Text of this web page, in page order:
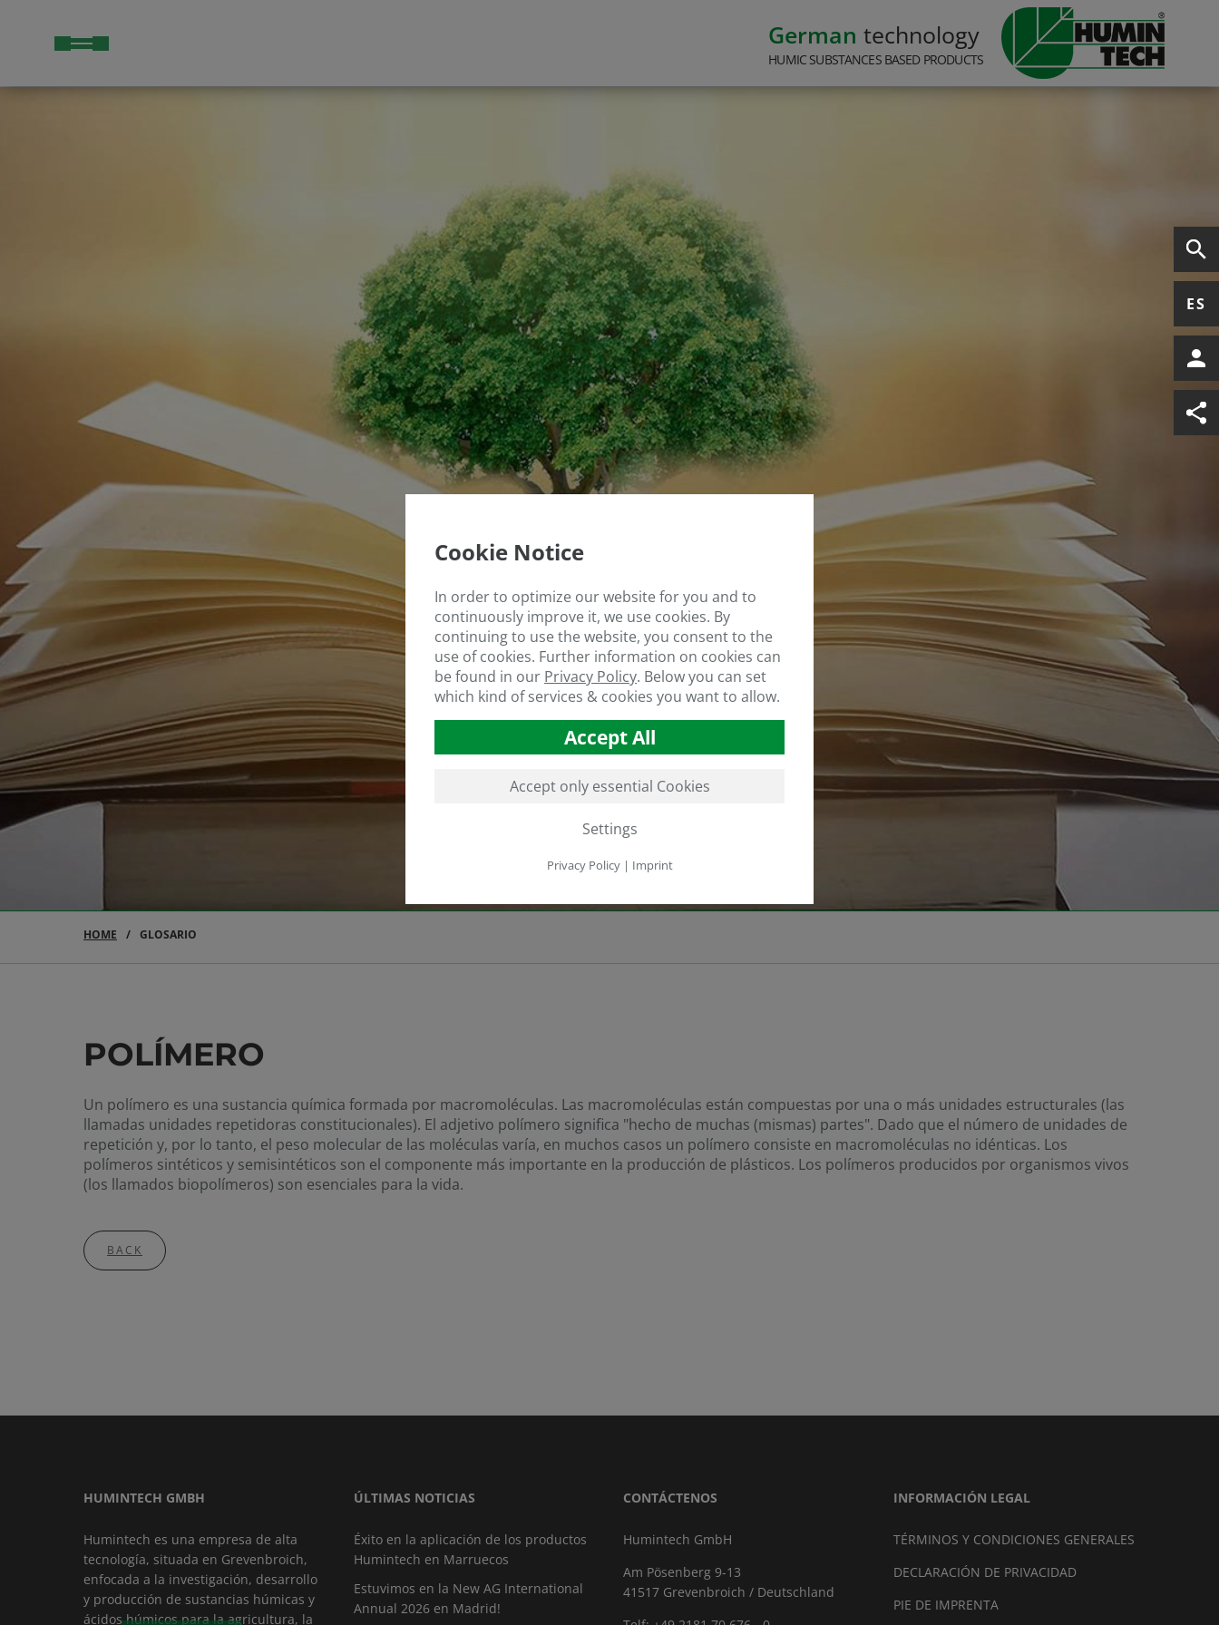
German technology
HUMIC SUBSTANCES BASED PRODUCTS
ES
HOME GLOSARIO
POLÍMERO
Un polímero es una sustancia química formada por macromoléculas. Las macromoléculas están compuestas por una o más unidades estructurales (las
llamadas unidades repetidoras constitucionales). El adjetivo polímero significa "hecho de muchas (mismas) partes". Dado que el número de unidades de
repetición y, por lo tanto, el peso molecular de las moléculas varía, en muchos casos un polímero consiste en macromoléculas no idénticas. Los
polímeros sintéticos y semisintéticos son el componente más importante en la producción de plásticos. Los polímeros producidos por organismos vivos
(los llamados biopolímeros) son esenciales para la vida.
BACK
HUMINTECH GMBH
Humintech es una empresa de alta
tecnología, situada en Grevenbroich,
enfocada a la investigación, desarrollo
y producción de sustancias húmicas y
ácidos húmicos para la agricultura, la
ÚLTIMAS NOTICIAS
Éxito en la aplicación de los productos
Humintech en Marruecos
Estuvimos en la New AG International
Annual 2026 en Madrid!
CONTÁCTENOS
Humintech GmbH
Am Pösenberg 9-13
41517 Grevenbroich / Deutschland
INFORMACIÓN LEGAL
TÉRMINOS Y CONDICIONES GENERALES
DECLARACIÓN DE PRIVACIDAD
PIE DE IMPRENTA
Cookie Notice
In order to optimize our website for you and to
continuously improve it, we use cookies. By
continuing to use the website, you consent to the
use of cookies. Further information on cookies can
be found in our Privacy Policy. Below you can set
which kind of services & cookies you want to allow.
Accept All
Accept only essential Cookies
Settings
Privacy Policy| Imprint